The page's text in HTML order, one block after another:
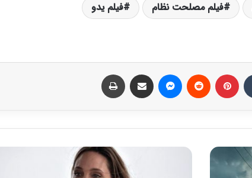
فیلم مصلحت نظام
فیلم یدو
ت